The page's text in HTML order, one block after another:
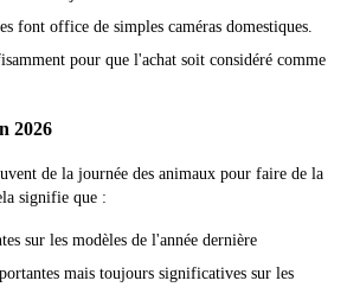
font office de simples caméras domestiques.
pour que l'achat soit considéré comme
2026
de la journée des animaux pour faire de la
signifie que :
sur les modèles de l'année dernière
mais toujours significatives sur les